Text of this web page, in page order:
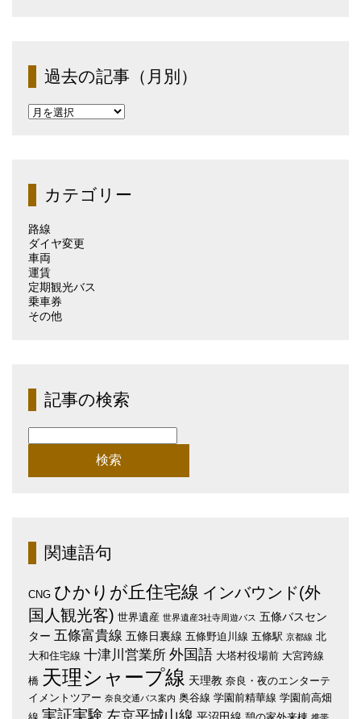
過去の記事（月別）
過
去
（月
別）カテゴリー
路線
ダイヤ変更
車両
運賃
定期観光バス
乗車券
その他
記事の検索
検
索:
関連語句
CNG ひかりが丘住宅線 インバウンド(外
国人観光客) 世界遺産 世界遺産3社寺周遊バス 五條バスセン
ター 五條富貴線 五條日裏線 五條野迫川線 五條駅 京都線 北
大和住宅線 十津川営業所 外国語 大塔村役場前 大宮跨線
橋 天理シャープ線 天理教 奈良・夜のエンターテ
イメントツアー 奈良交通バス案内 奥谷線 学園前精華線 学園前高畑
実証実験 左京平城山線 平沼田線 携帯